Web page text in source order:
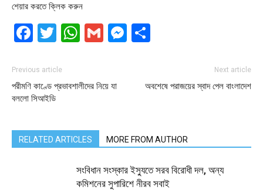
শেয়ার করতে ক্লিক করুন
Facebook
Twitter
WhatsApp
GmailMessenger
Previous article
পরীমণি কাণ্ডে প্রভাবশালীদের নিয়ে যা
বললো সিআইডি
Next article
অবশেষে পরাজয়ের স্বাদ পেল বাংলাদেশ
RELATED ARTICLES MORE FROM AUTHOR
সংবিধান সংস্কার ইস্যুতে সরব বিরোধী দল, অন্য
কমিশনের সুপারিশে নীরব সবাই